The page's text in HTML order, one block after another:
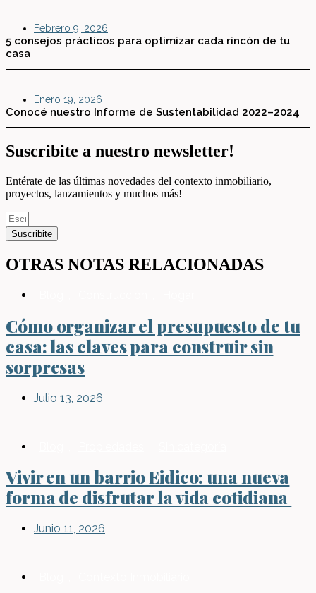
Febrero 9, 2026
5 consejos prácticos para optimizar cada rincón de tu
casa
Enero 19, 2026
Conocé nuestro Informe de Sustentabilidad 2022–2024
Suscribite a nuestro newsletter!
Entérate de las últimas novedades del contexto inmobiliario,
proyectos, lanzamientos y muchos más!
Suscribite
OTRAS NOTAS RELACIONADAS
Cómo organizar el presupuesto de tu
casa: las claves para construir sin
sorpresas
Julio 13, 2026
Vivir en un barrio Eidico: una nueva
forma de disfrutar la vida cotidiana
Junio 11, 2026